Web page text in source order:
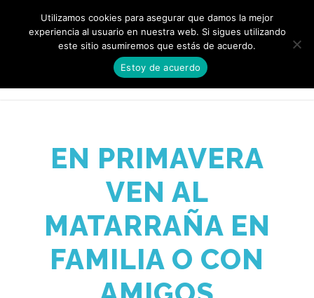
¡RESERVAR AHORA! [+34] 606 96 51 13
EN PRIMAVERA
VEN AL
MATARRAÑA EN
FAMILIA O CON
Utilizamos cookies para asegurar que damos la mejor
experiencia al usuario en nuestra web. Si sigues utilizando
este sitio asumiremos que estás de acuerdo.
Estoy de acuerdo